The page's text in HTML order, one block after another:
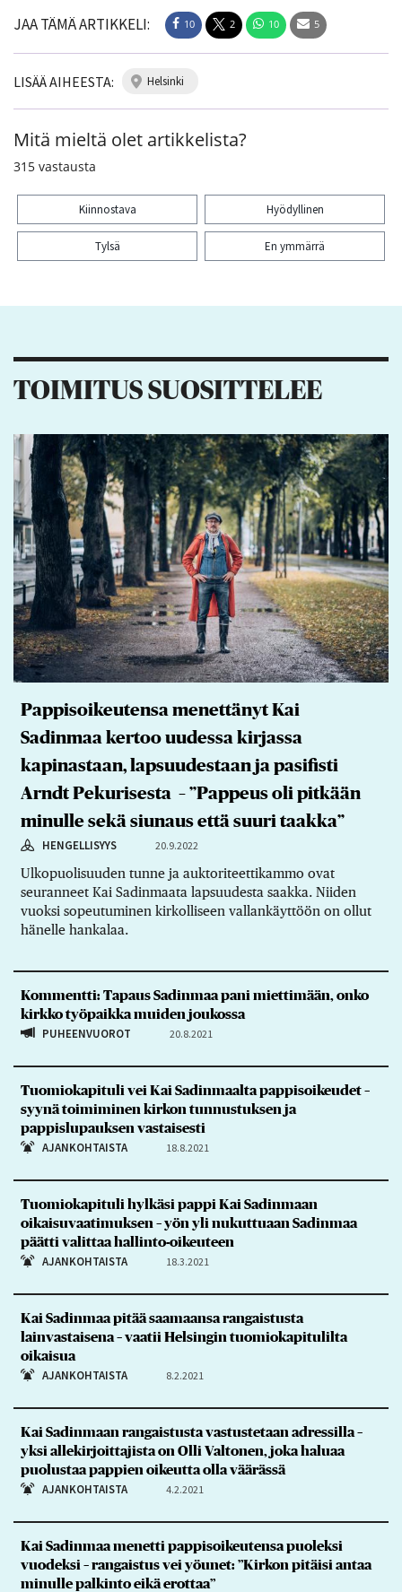
JAA TÄMÄ ARTIKKELI: 10 2 10 5
LISÄÄ AIHEESTA: helsinki
Mitä mieltä olet artikkelista?
315 vastausta
Kiinnostava Hyödyllinen
Tylsä En ymmärrä
TOIMITUS SUOSITTELEE
Pappisoikeutensa menettänyt Kai
Sadinmaa kertoo uudessa kirjassa
kapinastaan, lapsuudestaan ja pasifisti
Arndt Pekurisesta – ”Pappeus oli pitkään
minulle sekä siunaus että suuri taakka”
HENGELLISYYS 20.9.2022
Ulkopuolisuuden tunne ja auktoriteettikammo ovat
seuranneet Kai Sadinmaata lapsuudesta saakka. Niiden
vuoksi sopeutuminen kirkolliseen vallankäyttöön on ollut
hänelle hankalaa.
Kommentti: Tapaus Sadinmaa pani miettimään, onko
kirkko työpaikka muiden joukossa
PUHEENVUOROT 20.8.2021
Tuomiokapituli vei Kai Sadinmaalta pappisoikeudet –
syynä toimiminen kirkon tunnustuksen ja
pappislupauksen vastaisesti
AJANKOHTAISTA 18.8.2021
Tuomiokapituli hylkäsi pappi Kai Sadinmaan
oikaisuvaatimuksen – yön yli nukuttuaan Sadinmaa
päätti valittaa hallinto-oikeuteen
AJANKOHTAISTA 18.3.2021
Kai Sadinmaa pitää saamaansa rangaistusta
lainvastaisena – vaatii Helsingin tuomiokapitulilta
oikaisua
AJANKOHTAISTA 8.2.2021
Kai Sadinmaan rangaistusta vastustetaan adressilla –
yksi allekirjoittajista on Olli Valtonen, joka haluaa
puolustaa pappien oikeutta olla väärässä
AJANKOHTAISTA 4.2.2021
Kai Sadinmaa menetti pappisoikeutensa puoleksi
vuodeksi – rangaistus vei yöunet: ”Kirkon pitäisi antaa
minulle palkinto eikä erottaa”